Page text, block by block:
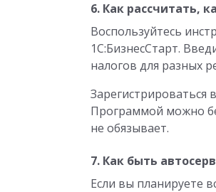
6. Как рассчитать,
Воспользуйтесь
1С:БизнесСтарт.
налогов для разных
Зарегистрироваться
Программой можно
не обязывает.
7. Как быть
Если вы планируете